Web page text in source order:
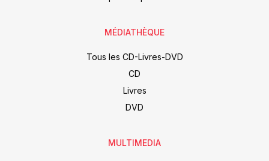
MÉDIATHÈQUE
Tous les CD-Livres-DVD
CD
Livres
DVD
MULTIMEDIA